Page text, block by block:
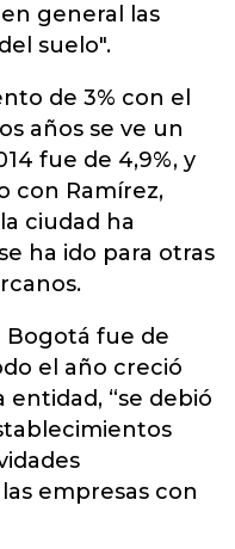
general las
suelo".
de 3% con el
años se ve un
fue de 4,9%, y
con Ramírez,
ciudad ha
ha ido para otras
Bogotá fue de
el año creció
entidad, “se debió
empresas con